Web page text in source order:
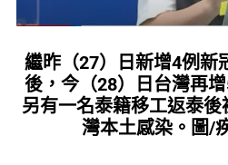
繼昨（27）日新增4例新
後，今（28）日台灣再
另有一名泰籍移工返泰
灣本土感染。圖/